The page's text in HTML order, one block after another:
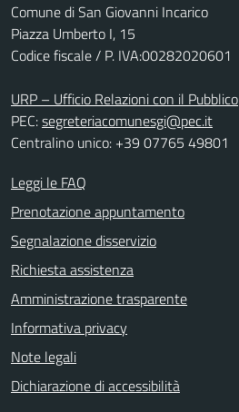
Comune di San Giovanni Incarico
Piazza Umberto I, 15
Codice fiscale / P. IVA:00282020601
URP – Ufficio Relazioni con il Pubblico
PEC:segreteriacomunesgi@pec.it
Centralino unico: +39 07765 49801
Leggi le FAQ
Prenotazione appuntamento
Segnalazione disservizio
Richiesta assistenza
Amministrazione trasparente
Informativa privacy
Note legali
Dichiarazione di accessibilità